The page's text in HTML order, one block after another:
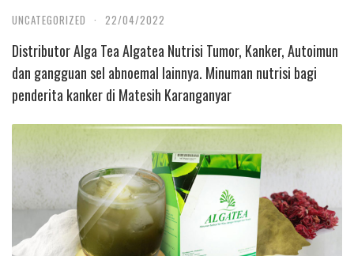
UNCATEGORIZED · 22/04/2022
Distributor Alga Tea Algatea Nutrisi Tumor, Kanker, Autoimun
dan gangguan sel abnoemal lainnya. Minuman nutrisi bagi
penderita kanker di Matesih Karanganyar